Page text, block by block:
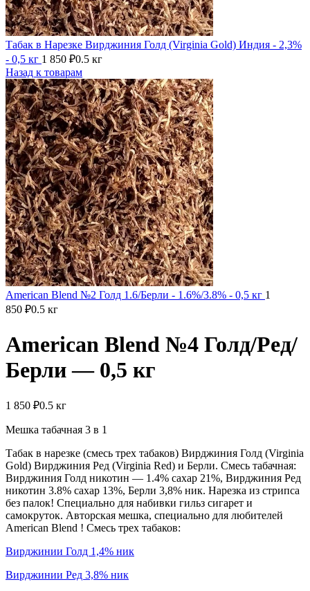
Табак в Нарезке Вирджиния Голд (Virginia Gold) Индия - 2,3%
- 0,5 кг 1 850 ₽0.5 кг
Назад к товарам
American Blend №2 Голд 1.6/Берли - 1.6%/3.8% - 0,5 кг 1
850 ₽0.5 кг
American Blend №4 Голд/Ред/
Берли — 0,5 кг
1 850 ₽0.5 кг
Мешка табачная 3 в 1
Табак в нарезке (смесь трех табаков) Вирджиния Голд (Virginia
Gold) Вирджиния Ред (Virginia Red) и Берли. Смесь табачная:
Вирджиния Голд никотин — 1.4% сахар 21%, Вирджиния Ред
никотин 3.8% сахар 13%, Берли 3,8% ник. Нарезка из стрипса
без палок! Специально для набивки гильз сигарет и
самокруток. Авторская мешка, специально для любителей
American Blend ! Смесь трех табаков:
Вирджинии Голд 1,4% ник
Вирджинии Ред 3,8% ник